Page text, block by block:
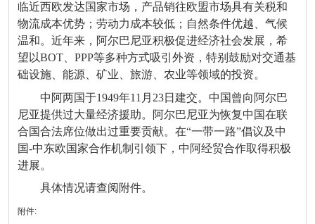
临近西欧发达国家市场，产品销往欧盟市场具有关税和
物流成本优势；劳动力成本较低；自然条件优越、气候
温和。近年来，阿尔巴尼亚积极促进经济社会发展，希
望以BOT、PPP等多种方式吸引外资，特别鼓励对交通基
础设施、能源、矿业、旅游、农业等领域的投资。
中阿两国于1949年11月23日建交。中国曾向阿尔巴
尼亚提供过大量经济援助。阿尔巴尼亚为恢复中国在联
合国合法席位做出过重要贡献。在“一带一路”倡议及中
国-中东欧国家合作机制引领下，中阿经贸合作取得积极
进展。
具体情况请查阅附件。
附件: